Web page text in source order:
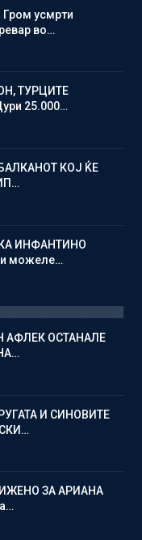
усмрти
во…
ТУРЦИТЕ
25.000…
КОЈ ЌЕ
ИНФАНТИНО
можеле…
АФЛЕК ОСТАНАЛЕ
И СИНОВИТЕ
ЗА АРИАНА